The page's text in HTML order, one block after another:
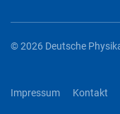
© 2026 Deutsche
Impressum Kontakt